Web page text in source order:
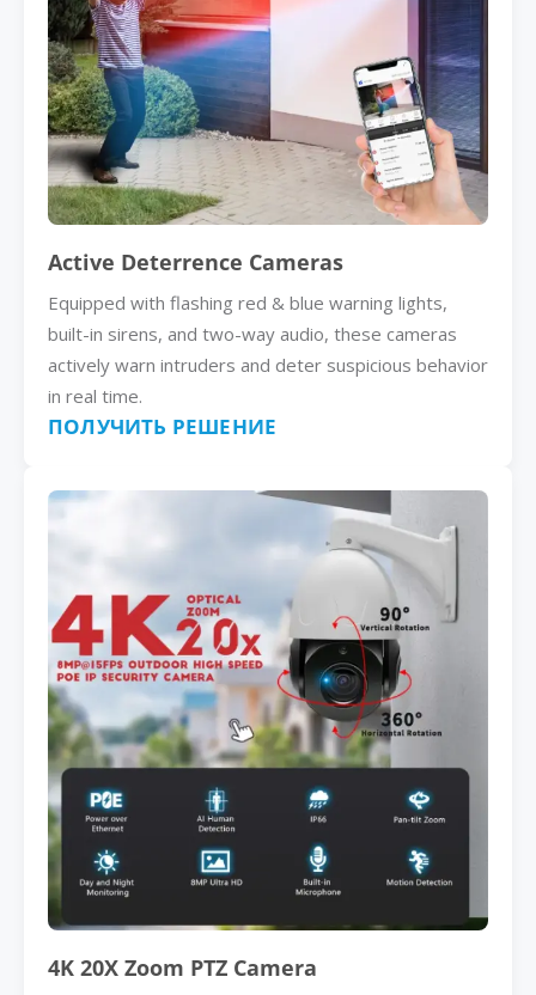
Active Deterrence Cameras
Equipped with flashing red & blue warning lights,
built-in sirens, and two-way audio, these cameras
actively warn intruders and deter suspicious behavior
in real time.
ПОЛУЧИТЬ РЕШЕНИЕ
4K 20X Zoom PTZ Camera